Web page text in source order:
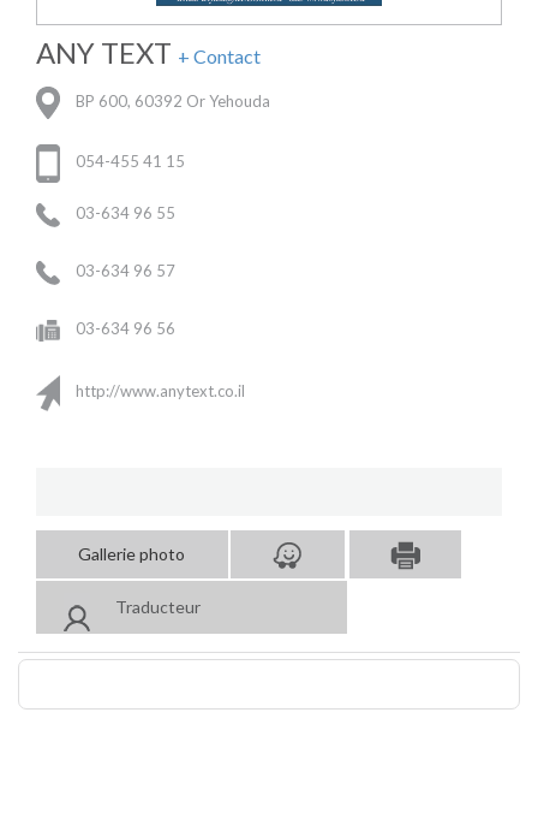
ANY TEXT + Contact
BP 600, 60392 Or Yehouda
054-455 41 15
03-634 96 55
03-634 96 57
03-634 96 56
http://www.anytext.co.il
Gallerie photo
Traducteur